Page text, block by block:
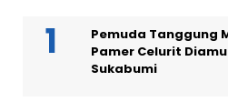
Pemuda Tanggung
Pamer Celurit
Sukabumi